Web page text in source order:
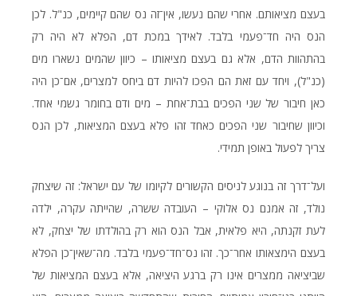
בעצם מציאותם. אחרי שהם נעשו, אין־זה נס שהם קיימים, כנ"ל. לכן
הנס היה חד־פעמי בלבד. לאידך במכת דם, הפלא לא היה רק
בהתהוות הדם, אלא גם בעצם מציאותו – כיוון שהמים נשארו מים
(כנ"ל), ויחד עם זאת הם הפכו להיות דם ביחס למצרים, אם־כן היה
כאן חיבור של שני הפכים בבת־אחת – מים ודם בחומר גשמי אחד.
וכיוון שחיבור שני הפכים כאחד זהו פלא בעצם המציאות, לכן הנס
צריך לפעול באופן תמידי.
ועל־דרך זה בנוגע לניסים הקשורים לקיומו של עם ישראל: זה שיצחק
נולד, זה אמנם נס אלוקי – העובדה ששרה, שהייתה עקרה, ילדה
לעת זקנתה, היא פלאית, אבל הנס הוא רק בהולדתו של יצחק, לא
בעצם הימצאותו אחר־כך. זהו נס־חד־פעמי בלבד. מה־שאין־כן הפלא
שביציאה ממצרים אינו רק ברגע היציאה, אלא בעצם המציאות של